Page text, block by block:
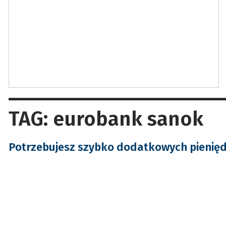
TAG: eurobank sanok
Potrzebujesz szybko dodatkowych